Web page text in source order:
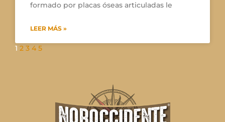
formado por placas óseas articuladas le
LEER MÁS »
1 2 3 4 5